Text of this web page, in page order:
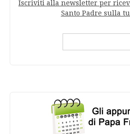
Iscriviti alla newsletter per
Santo Padre sulla